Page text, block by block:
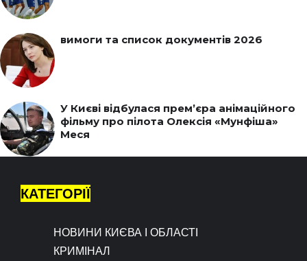
вимоги та список документів 2026
У Києві відбулася прем’єра анімаційного
фільму про пілота Олексія «Мунфіша»
Меся
КАТЕГОРІЇ
НОВИНИ КИЄВА І ОБЛАСТІ
КРИМІНАЛ